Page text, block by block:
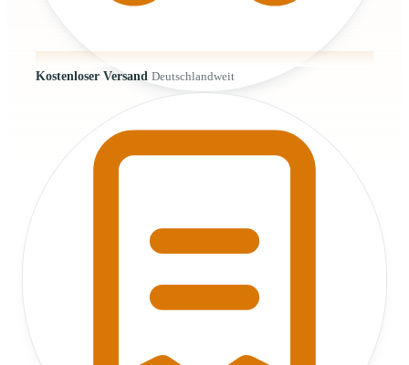
Kostenloser Versand Deutschlandweit